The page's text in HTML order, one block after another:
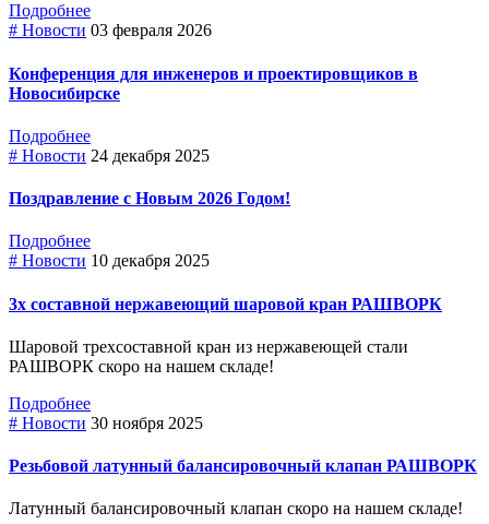
Подробнее
# Новости 03 февраля 2026
Конференция для инженеров и проектировщиков в
Новосибирске
Подробнее
# Новости 24 декабря 2025
Поздравление с Новым 2026 Годом!
Подробнее
# Новости 10 декабря 2025
3х составной нержавеющий шаровой кран РАШВОРК
Шаровой трехсоставной кран из нержавеющей стали
РАШВОРК скоро на нашем складе!
Подробнее
# Новости 30 ноября 2025
Резьбовой латунный балансировочный клапан РАШВОРК
Латунный балансировочный клапан скоро на нашем складе!